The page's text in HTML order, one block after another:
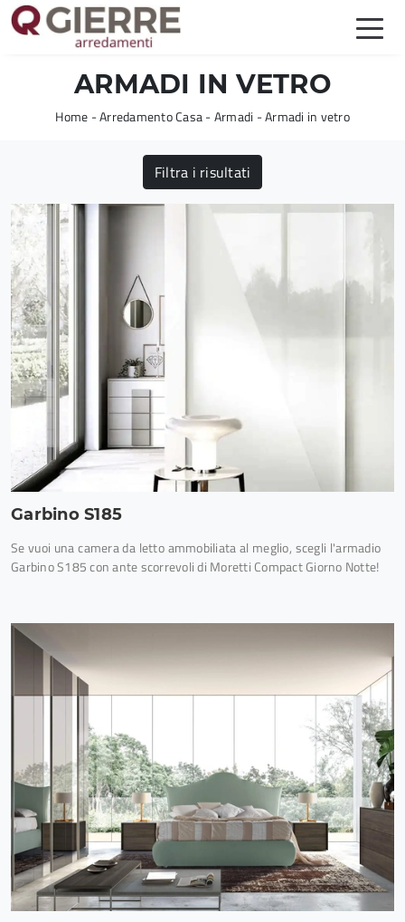
ARMADI IN VETRO
Home -Arredamento Casa-Armadi -Armadi in vetro
Filtra i risultati
Garbino S185
Se vuoi una camera da letto ammobiliata al meglio, scegli l'armadio
Garbino S185 con ante scorrevoli di Moretti Compact Giorno Notte!